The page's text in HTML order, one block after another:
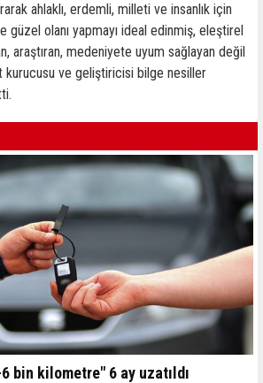
ahlaklı, erdemli, milleti ve insanlık için
güzel olanı yapmayı ideal edinmiş, eleştirel
araştıran, medeniyete uyum sağlayan değil
kurucusu ve geliştiricisi bilge nesiller
bin kilometre" 6 ay uzatıldı